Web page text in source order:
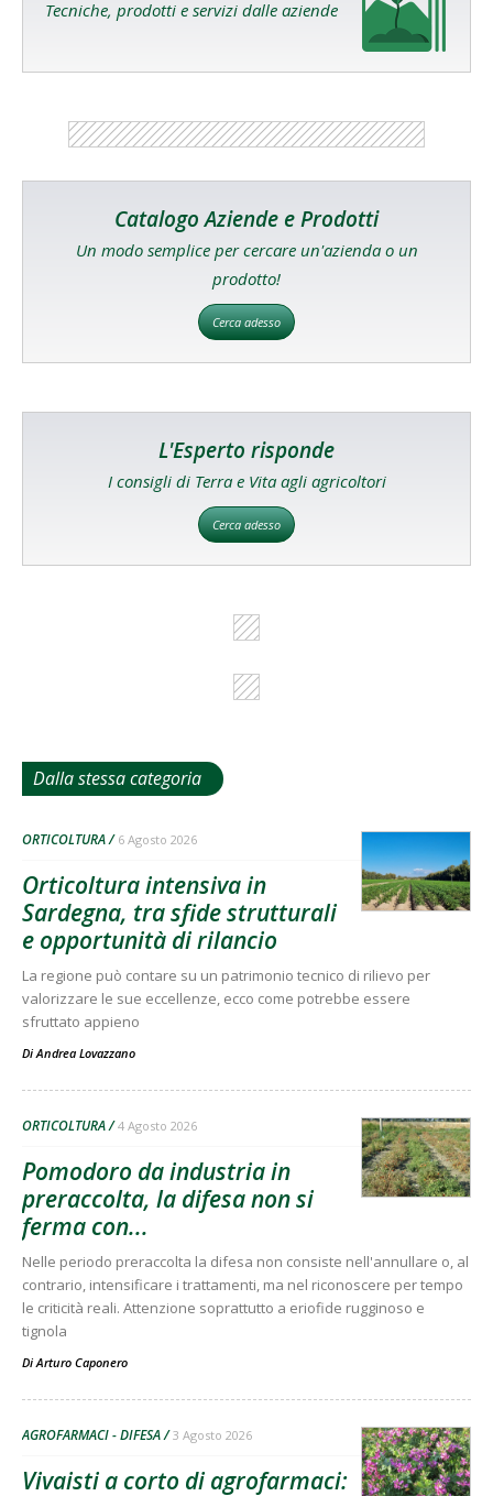
Tecniche, prodotti e servizi dalle aziende
Catalogo Aziende e Prodotti
Un modo semplice per cercare un'azienda o un
prodotto!
Cerca adesso
L'Esperto risponde
I consigli di Terra e Vita agli agricoltori
Cerca adesso
Dalla stessa categoria
ORTICOLTURA 6 Agosto 2026
Orticoltura intensiva in
Sardegna, tra sfide strutturali
e opportunità di rilancio
La regione può contare su un patrimonio tecnico di rilievo per
valorizzare le sue eccellenze, ecco come potrebbe essere
sfruttato appieno
Di Andrea Lovazzano
ORTICOLTURA 4 Agosto 2026
Pomodoro da industria in
preraccolta, la difesa non si
ferma con...
Nelle periodo preraccolta la difesa non consiste nell'annullare o, al
contrario, intensificare i trattamenti, ma nel riconoscere per tempo
le criticità reali. Attenzione soprattutto a eriofide rugginoso e
tignola
Di Arturo Caponero
AGROFARMACI - DIFESA 3 Agosto 2026
Vivaisti a corto di agrofarmaci: